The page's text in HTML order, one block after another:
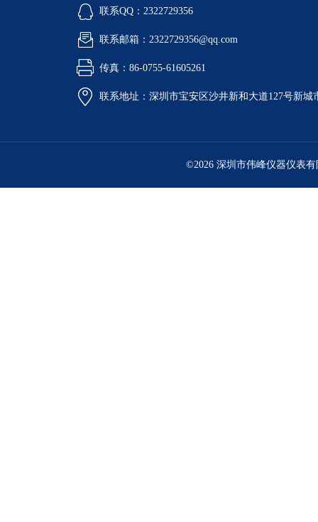
联系QQ：2322729356
联系邮箱：2322729356@qq.com
传真：86-0755-61605261
联系地址：深圳市宝安区沙井新和大道127号新城
©2026 深圳市伟峰仪器仪表